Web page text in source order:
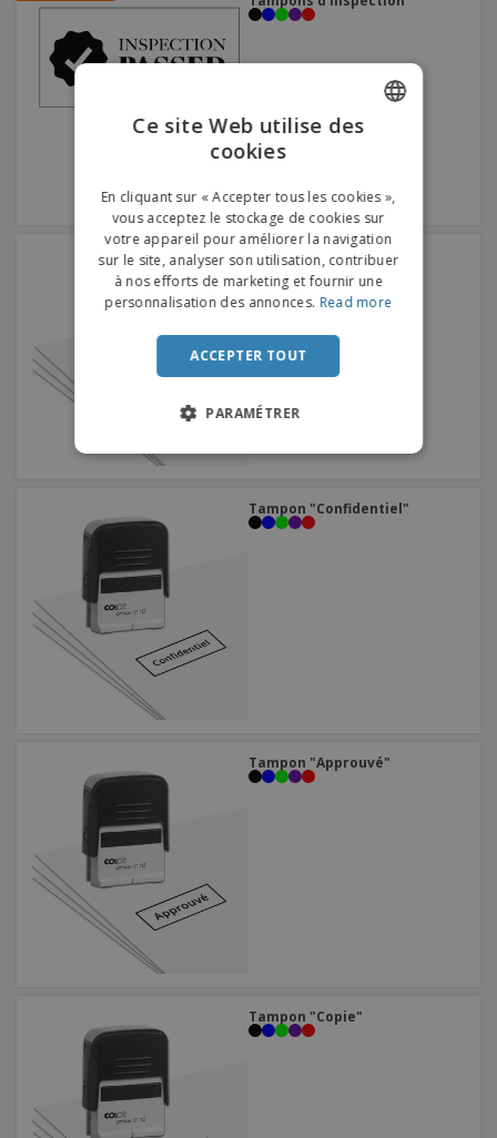
Tampon "Payé"
Tampon "Confidentiel"
Tampon "Approuvé"
Tampon "Copie"
DUTCH
PORTUGUESE
SPANISH
ITALIAN
Ce site Web utilise des
cookies
En cliquant sur « Accepter tous les cookies »,
vous acceptez le stockage de cookies sur
votre appareil pour améliorer la navigation
sur le site, analyser son utilisation, contribuer
à nos efforts de marketing et fournir une
personnalisation des annonces. Read more
ACCEPTER TOUT
PARAMÉTRER